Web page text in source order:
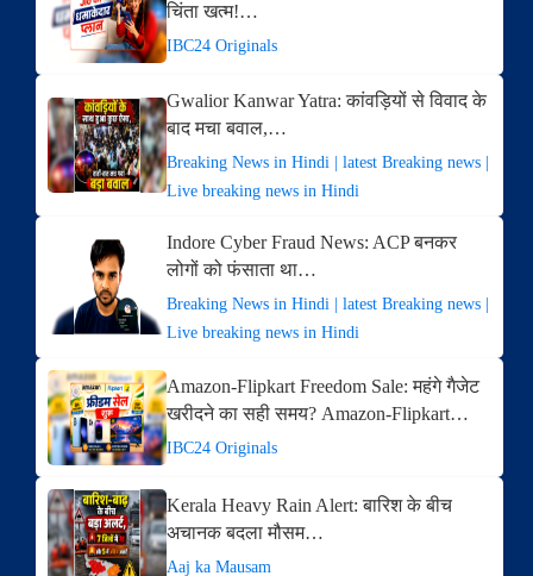
चिंता खत्म!…
IBC24 Originals
Gwalior Kanwar Yatra: कांवड़ियों से विवाद के
बाद मचा बवाल,…
Breaking News in Hindi | latest Breaking news |
Live breaking news in Hindi
Indore Cyber Fraud News: ACP बनकर
लोगों को फंसाता था…
Breaking News in Hindi | latest Breaking news |
Live breaking news in Hindi
Amazon-Flipkart Freedom Sale: महंगे गैजेट
खरीदने का सही समय? Amazon-Flipkart…
IBC24 Originals
Kerala Heavy Rain Alert: बारिश के बीच
अचानक बदला मौसम…
Aaj ka Mausam